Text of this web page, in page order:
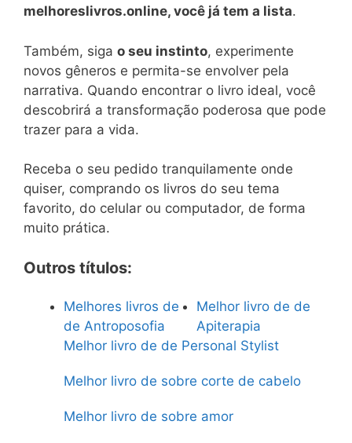
melhoreslivros.online, você já tem a lista.
Também, siga o seu instinto, experimente
novos gêneros e permita-se envolver pela
narrativa. Quando encontrar o livro ideal, você
descobrirá a transformação poderosa que pode
trazer para a vida.
Receba o seu pedido tranquilamente onde
quiser, comprando os livros do seu tema
favorito, do celular ou computador, de forma
muito prática.
Outros títulos:
Melhores livros de
de Antroposofia
Melhor livro de de
Apiterapia
Melhor livro de de Personal Stylist
Melhor livro de sobre corte de cabelo
Melhor livro de sobre amor